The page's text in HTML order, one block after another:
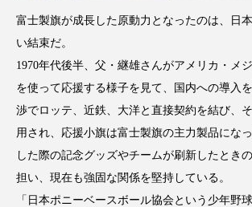
富士製旗が成長した原動力となったのは、日
い結束だ。
1970年代後半、父・継雄さんがアメリカ・メ
を使って応援する様子を見て、国内への導入
渉でロッテ、近鉄、大洋と直接契約を結び、
用され、応援小旗は富士製旗の主力製品にな
した際の記念グッズやチームが刷新したとき
担い、現在も強固な関係を堅持している。
「日本ポニーベースボール協会という少年野